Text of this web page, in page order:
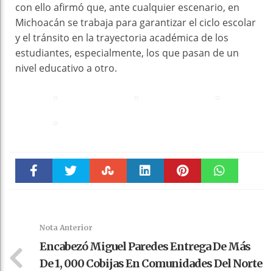
con ello afirmó que, ante cualquier escenario, en
Michoacán se trabaja para garantizar el ciclo escolar
y el tránsito en la trayectoria académica de los
estudiantes, especialmente, los que pasan de un
nivel educativo a otro.
Nota Anterior
Encabezó Miguel Paredes Entrega De Más
De 1, 000 Cobijas En Comunidades Del Norte